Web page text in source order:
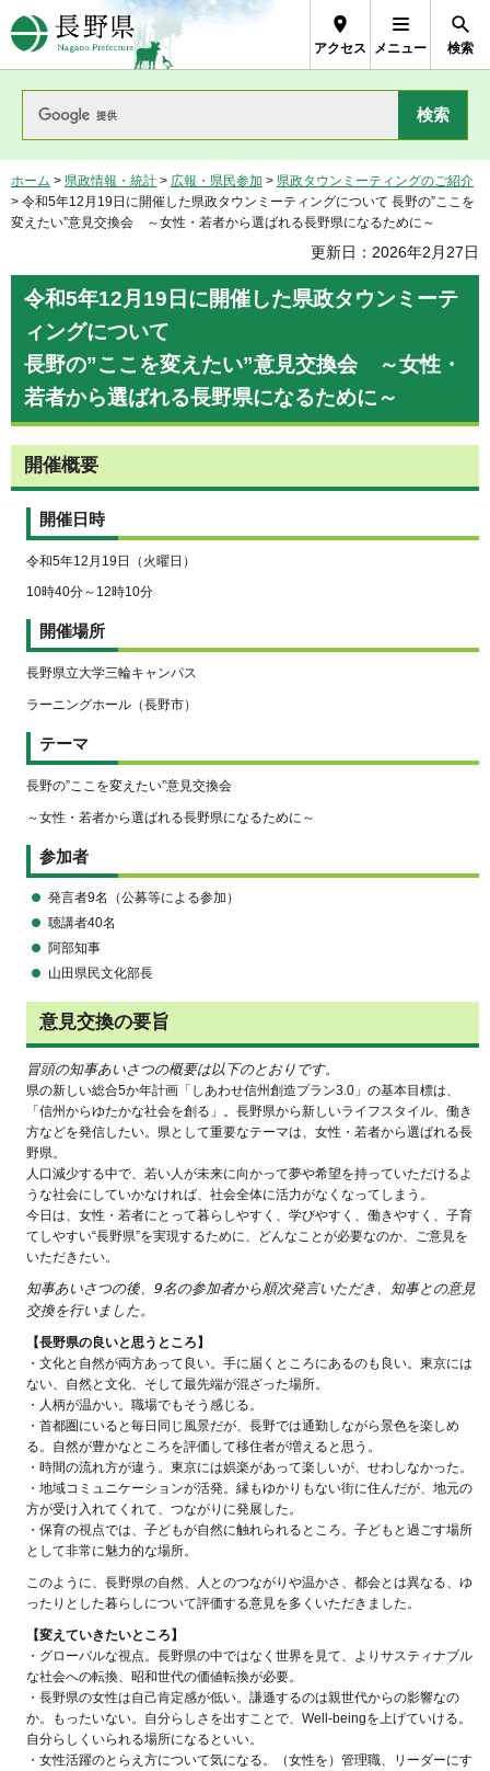
長野県Nagano Prefecture
アクセス メニュー 検索
ホーム > 県政情報・統計 > 広報・県民参加 > 県政タウンミーティングのご紹介
> 令和5年12月19日に開催した県政タウンミーティングについて 長野の”ここを
変えたい”意見交換会 ～女性・若者から選ばれる長野県になるために～
更新日：2026年2月27日
令和5年12月19日に開催した県政タウンミーテ
ィングについて
長野の”ここを変えたい”意見交換会 ～女性・
若者から選ばれる長野県になるために～
開催概要
開催日時
令和5年12月19日（火曜日）
10時40分～12時10分
開催場所
長野県立大学三輪キャンパス
ラーニングホール（長野市）
テーマ
長野の”ここを変えたい”意見交換会
～女性・若者から選ばれる長野県になるために～
参加者
発言者9名（公募等による参加）
聴講者40名
阿部知事
山田県民文化部長
意見交換の要旨
冒頭の知事あいさつの概要は以下のとおりです。
県の新しい総合5か年計画「しあわせ信州創造プラン3.0」の基本目標は、
「信州からゆたかな社会を創る」。長野県から新しいライフスタイル、働き
方などを発信したい。県として重要なテーマは、女性・若者から選ばれる長
野県。
人口減少する中で、若い人が未来に向かって夢や希望を持っていただけるよ
うな社会にしていかなければ、社会全体に活力がなくなってしまう。
今日は、女性・若者にとって暮らしやすく、学びやすく、働きやすく、子育
てしやすい“長野県”を実現するために、どんなことが必要なのか、ご意見を
いただきたい。
知事あいさつの後、9名の参加者から順次発言いただき、知事との意見
交換を行いました。
【長野県の良いと思うところ】
・文化と自然が両方あって良い。手に届くところにあるのも良い。東京には
ない、自然と文化、そして最先端が混ざった場所。
・人柄が温かい。職場でもそう感じる。
・首都圏にいると毎日同じ風景だが、長野では通勤しながら景色を楽しめ
る。自然が豊かなところを評価して移住者が増えると思う。
・時間の流れ方が違う。東京には娯楽があって楽しいが、せわしなかった。
・地域コミュニケーションが活発。縁もゆかりもない街に住んだが、地元の
方が受け入れてくれて、つながりに発展した。
・保育の視点では、子どもが自然に触れられるところ。子どもと過ごす場所
として非常に魅力的な場所。
このように、長野県の自然、人とのつながりや温かさ、都会とは異なる、ゆ
ったりとした暮らしについて評価する意見を多くいただきました。
【変えていきたいところ】
・グローバルな視点。長野県の中ではなく世界を見て、よりサスティナブル
な社会への転換、昭和世代の価値転換が必要。
・長野県の女性は自己肯定感が低い。謙遜するのは親世代からの影響なの
か。もったいない。自分らしさを出すことで、Well-beingを上げていける。
自分らしくいられる場所になるといい。
・女性活躍のとらえ方について気になる。（女性を）管理職、リーダーにす